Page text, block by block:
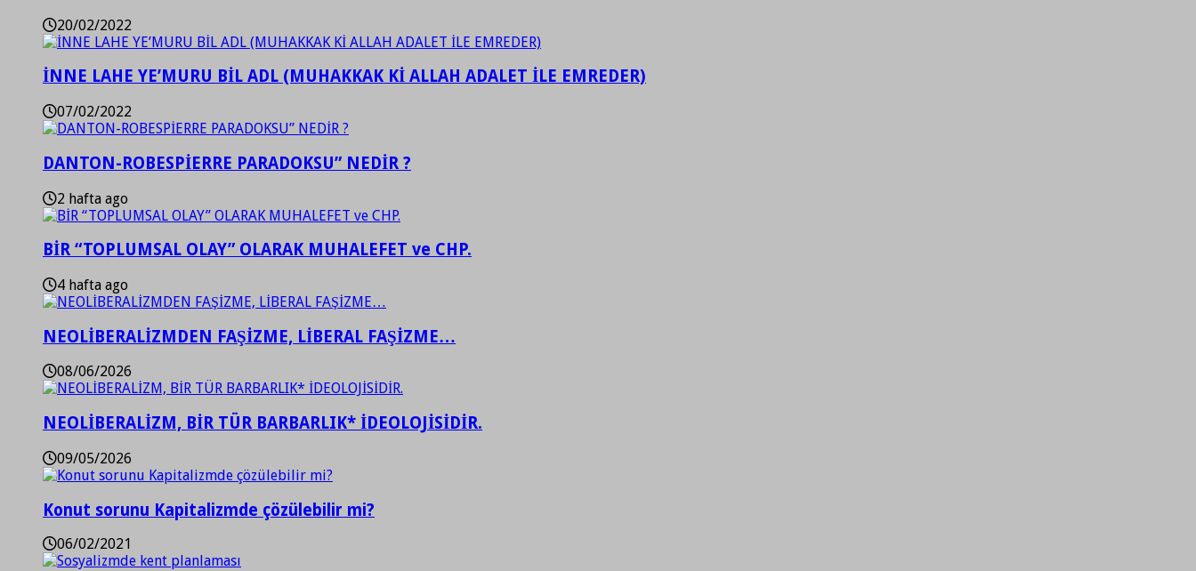
20/02/2022
İNNE LAHE YE’MURU BİL ADL (MUHAKKAK Kİ ALLAH ADALET İLE EMREDER)
07/02/2022
DANTON-ROBESPİERRE PARADOKSU” NEDİR ?
2 hafta ago
BİR “TOPLUMSAL OLAY” OLARAK MUHALEFET ve CHP.
4 hafta ago
NEOLİBERALİZMDEN FAŞİZME, LİBERAL FAŞİZME…
08/06/2026
NEOLİBERALİZM, BİR TÜR BARBARLIK* İDEOLOJİSİDİR.
09/05/2026
Konut sorunu Kapitalizmde çözülebilir mi?
06/02/2021